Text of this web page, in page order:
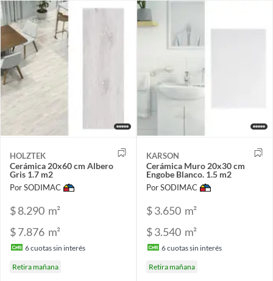
HOLZTEK
Cerámica 20x60 cm Albero
Gris 1.7 m2
Por SODIMAC
$ 8.290 m²
$ 7.876 m²
6cuotas sin interés
Retira mañana
KARSON
Cerámica Muro 20x30 cm
Engobe Blanco. 1.5 m2
Por SODIMAC
$ 3.650 m²
$ 3.540 m²
6cuotas sin interés
Retira mañana